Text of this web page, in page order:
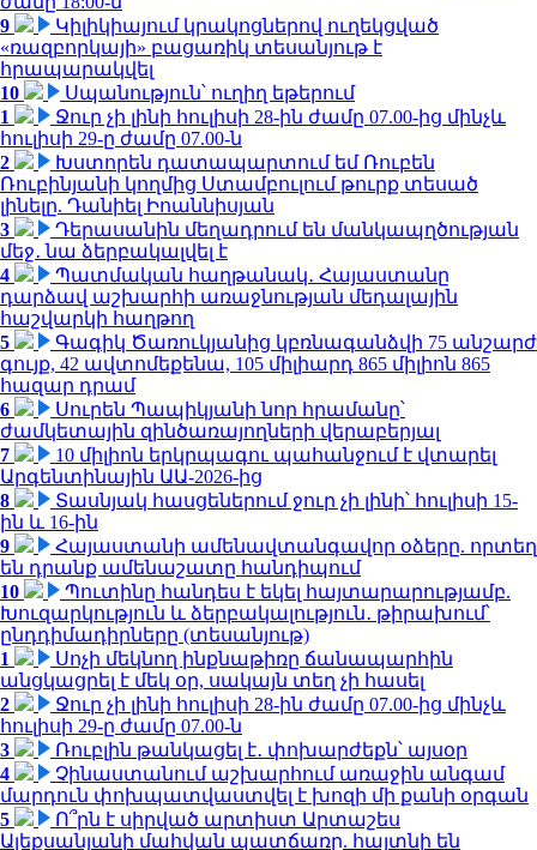
9
Կիլիկիայում կրակոցներով ուղեկցված
«ռազբորկայի» բացառիկ տեսանյութ է
հրապարակվել
10
Սպանություն՝ ուղիղ եթերում
1
Ջուր չի լինի հուլիսի 28-ին ժամը 07.00-ից մինչև
հուլիսի 29-ը ժամը 07.00-ն
2
Խստորեն դատապարտում եմ Ռուբեն
Ռուբինյանի կողմից Ստամբուլում թուրք տեսած
լինելը. Դանիել Իոաննիսյան
3
Դերասանին մեղադրում են մանկապղծության
մեջ․ նա ձերբակալվել է
4
Պատմական հաղթանակ․ Հայաստանը
դարձավ աշխարհի առաջնության մեդալային
հաշվարկի հաղթող
5
Գագիկ Ծառուկյանից կբռնագանձվի 75 անշարժ
գույք, 42 ավտոմեքենա, 105 միլիարդ 865 միլիոն 865
հազար դրամ
6
Սուրեն Պապիկյանի նոր հրամանը՝
ժամկետային զինծառայողների վերաբերյալ
7
10 միլիոն երկրպագու պահանջում է վտարել
Արգենտինային ԱԱ-2026-ից
8
Տասնյակ հասցեներում ջուր չի լինի՝ հուլիսի 15-
ին և 16-ին
9
Հայաստանի ամենավտանգավոր օձերը. որտեղ
են դրանք ամենաշատը հանդիպում
10
Պուտինը հանդես է եկել հայտարարությամբ.
Խուզարկություն և ձերբակալություն․ թիրախում՝
ընդդիմադիրները (տեսանյութ)
1
Սոչի մեկնող ինքնաթիռը ճանապարհին
անցկացրել է մեկ օր, սակայն տեղ չի հասել
2
Ջուր չի լինի հուլիսի 28-ին ժամը 07.00-ից մինչև
հուլիսի 29-ը ժամը 07.00-ն
3
Ռուբլին թանկացել է․ փոխարժեքն՝ այսօր
4
Չինաստանում աշխարհում առաջին անգամ
մարդուն փոխպատվաստվել է խոզի մի քանի օրգան
5
Ո՞րն է սիրված արտիստ Արտաշես
Ալեքսանյանի մահվան պատճառը. հայտնի են